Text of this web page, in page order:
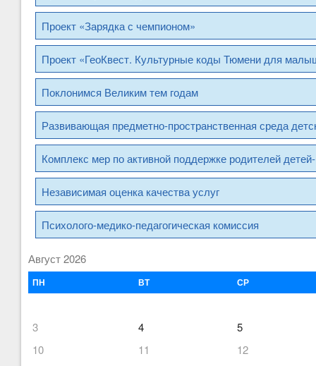
Проект «Зарядка с чемпионом»
Проект «ГеоКвест. Культурные коды Тюмени для
Поклонимся Великим тем годам
Развивающая предметно-пространственная среда
Комплекс мер по активной поддержке родителей
Независимая оценка качества услуг
Психолого-медико-педагогическая комиссия
Август 2026
ПН ВТ СР
3 4
5
10
11
12